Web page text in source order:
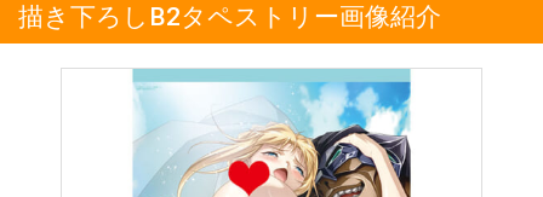
描き下ろしB2タペストリー画像紹介